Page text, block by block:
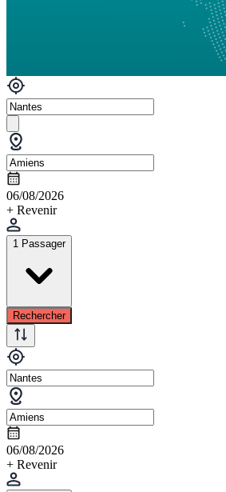
06/08/2026
+ Revenir
1 Passager
Rechercher
06/08/2026
+ Revenir